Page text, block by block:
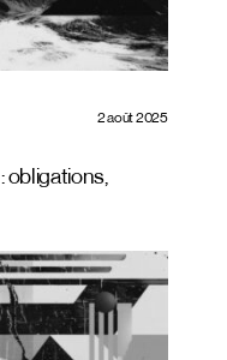
2 août 2025
obligations,